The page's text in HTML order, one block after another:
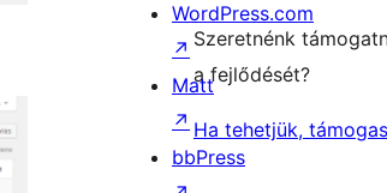
Szeretnénk
a fejlődését?
Ha tehetjük,
WordPress.com
↗
Matt
↗
bbPress